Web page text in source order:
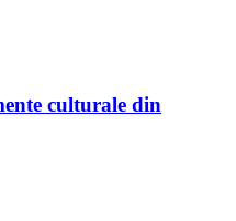
culturale din